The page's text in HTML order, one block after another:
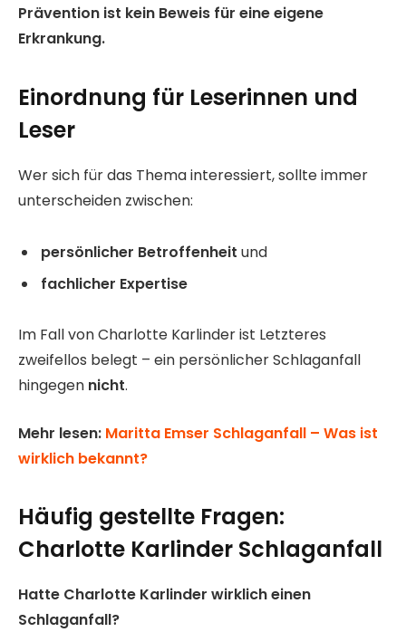
Prävention ist kein Beweis für eine eigene
Erkrankung.
Einordnung für Leserinnen und
Leser
Wer sich für das Thema interessiert, sollte immer
unterscheiden zwischen:
persönlicher Betroffenheit und
fachlicher Expertise
Im Fall von Charlotte Karlinder ist Letzteres
zweifellos belegt – ein persönlicher Schlaganfall
hingegen nicht.
Mehr lesen: Maritta Emser Schlaganfall – Was ist
wirklich bekannt?
Häufig gestellte Fragen:
Charlotte Karlinder Schlaganfall
Hatte Charlotte Karlinder wirklich einen
Schlaganfall?